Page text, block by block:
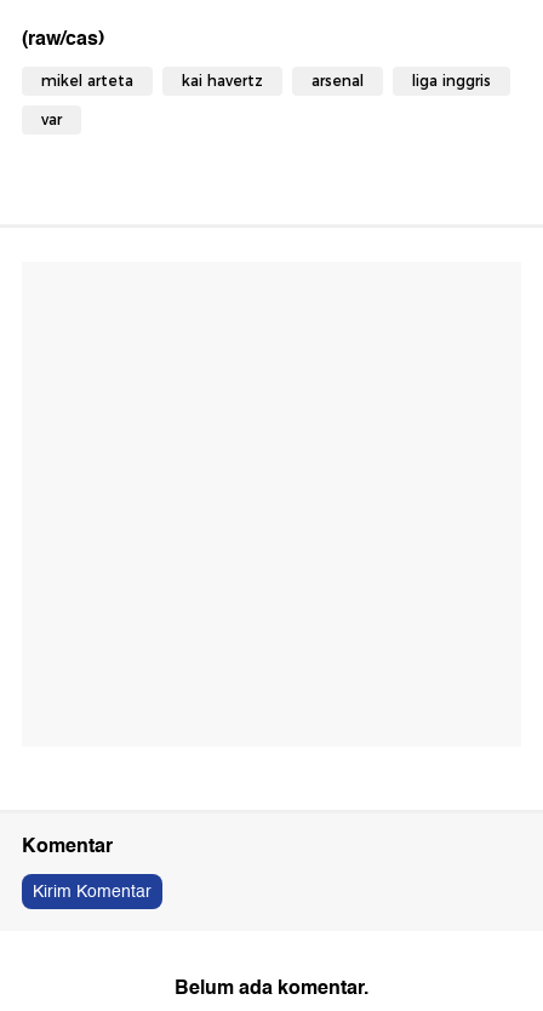
(raw/cas)
mikel arteta kai havertz arsenal liga inggris
var
Komentar
Kirim Komentar
Belum ada komentar.